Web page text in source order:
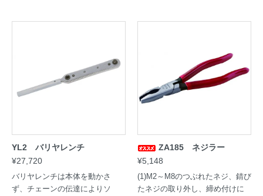
YL2 バリヤレンチ
¥27,720
バリヤレンチは本体を動かさ
ず、チェーンの伝達によりソ
ZA185 ネジラー
¥5,148
(1)M2～M8のつぶれたネジ、錆び
たネジの取り外し、締め付けに